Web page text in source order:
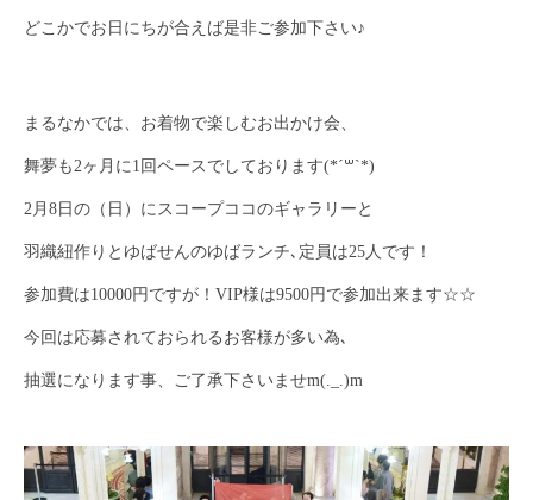
どこかでお日にちが合えば是非ご参加下さい♪
まるなかでは、お着物で楽しむお出かけ会、
舞夢も2ヶ月に1回ペースでしております(*´꒳`*)
2月8日の（日）にスコープココのギャラリーと
羽織紐作りとゆばせんのゆばランチ､定員は25人です！
参加費は10000円ですが！VIP様は9500円で参加出来ます☆☆
今回は応募されておられるお客様が多い為､
抽選になります事、ご了承下さいませm(._.)m